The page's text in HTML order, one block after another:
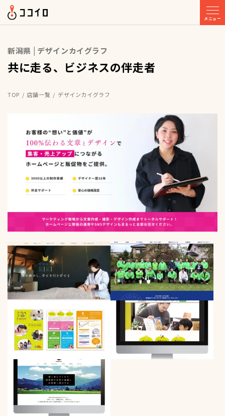
メニュー
新潟県 | デザインカイグラフ
共に走る、ビジネスの伴走者
TOP 店舗一覧 デザインカイグラフ